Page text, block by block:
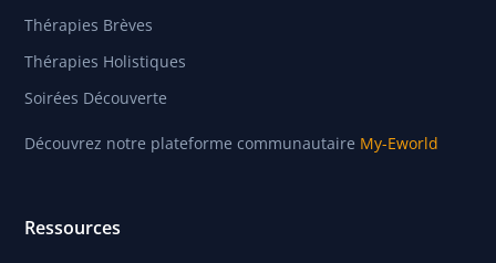
Thérapies Brèves
Thérapies Holistiques
Soirées Découverte
Découvrez notre plateforme communautaire My-Eworld
Ressources